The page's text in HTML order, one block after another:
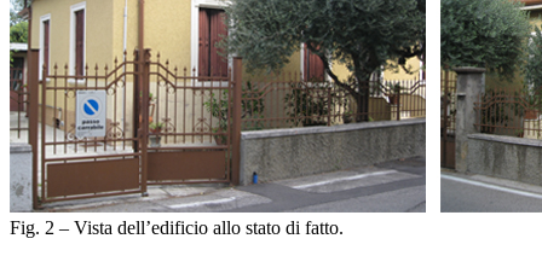
Fig. 2 – Vista dell’edificio allo stato di fatto.